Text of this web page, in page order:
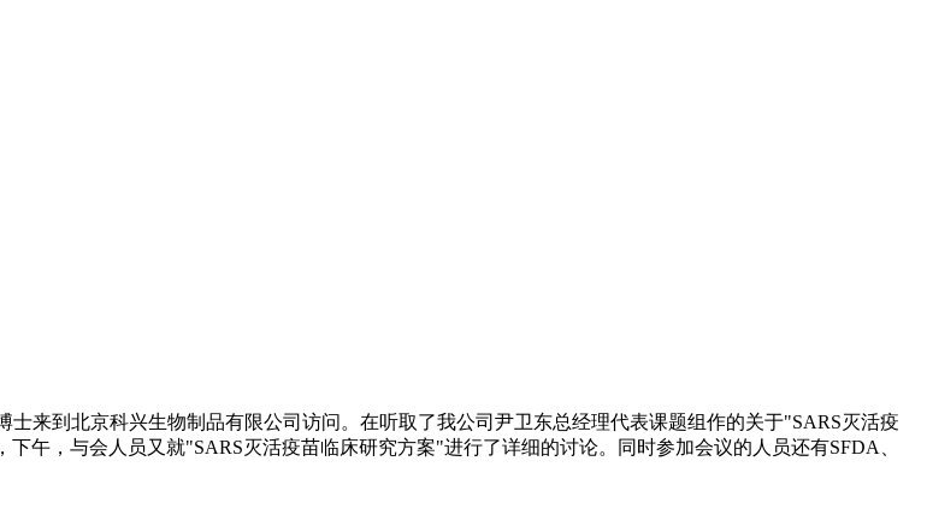
士来到北京科兴生物制品有限公司访问。在听取了我公司尹卫东总经理代表课题组作的关于"SARS灭活疫
午，与会人员又就"SARS灭活疫苗临床研究方案"进行了详细的讨论。同时参加会议的人员还有SFDA、